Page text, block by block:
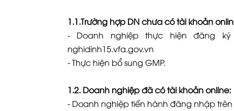
1.1.Trường hợp DN chưa có tài khoản
- Doanh nghiệp thực hiện đăng
nghidinh15.vfa.gov.vn
- Thực hiện bổ sung GMP.
1.2. Doanh nghiệp đã có tài khoản online:
- Doanh nghiệp tiến hành đăng nhập